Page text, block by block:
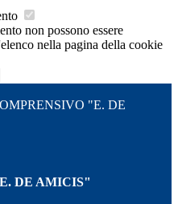
non possono essere
nella pagina della cookie
"E. DE
DE AMICIS"